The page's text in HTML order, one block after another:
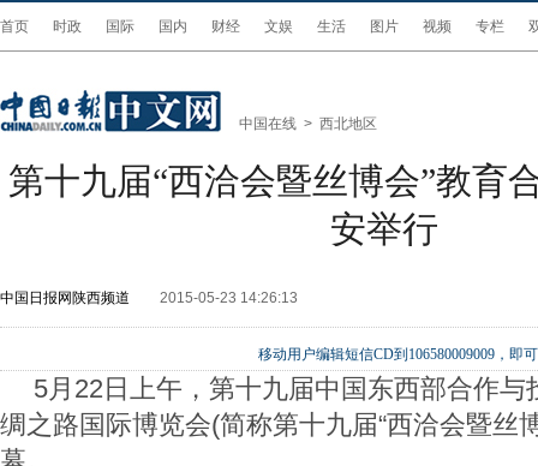
首页 时政 国际 国内 财经 文娱 生活 图片 视频 专栏
中国在线 > 西北地区
第十九届“西洽会暨丝博会”教育
安举行
中国日报网陕西频道 2015-05-23 14:26:13
移动用户编辑短信CD到106580009009，即
5月22日上午，第十九届中国东西部合作与
绸之路国际博览会(简称第十九届“西洽会暨丝